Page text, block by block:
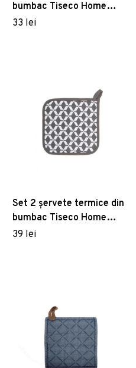
bumbac Tiseco Home
Studio Arabesk, albastru
33 lei
Set 2 șervete termice din
bumbac Tiseco Home
Studio Square, gri
39 lei